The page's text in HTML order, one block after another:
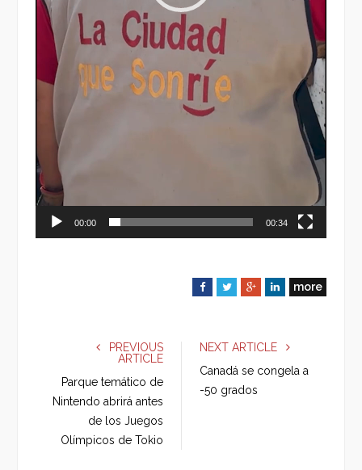
00:00 00:34
F
e
o
T
r
G
g
+
L
d
more
PREVIOUS
ARTICLE
Parque temático de
Nintendo abrirá antes
de los Juegos
Olímpicos de Tokio
NEXT ARTICLE
Canadá se congela a
-50 grados